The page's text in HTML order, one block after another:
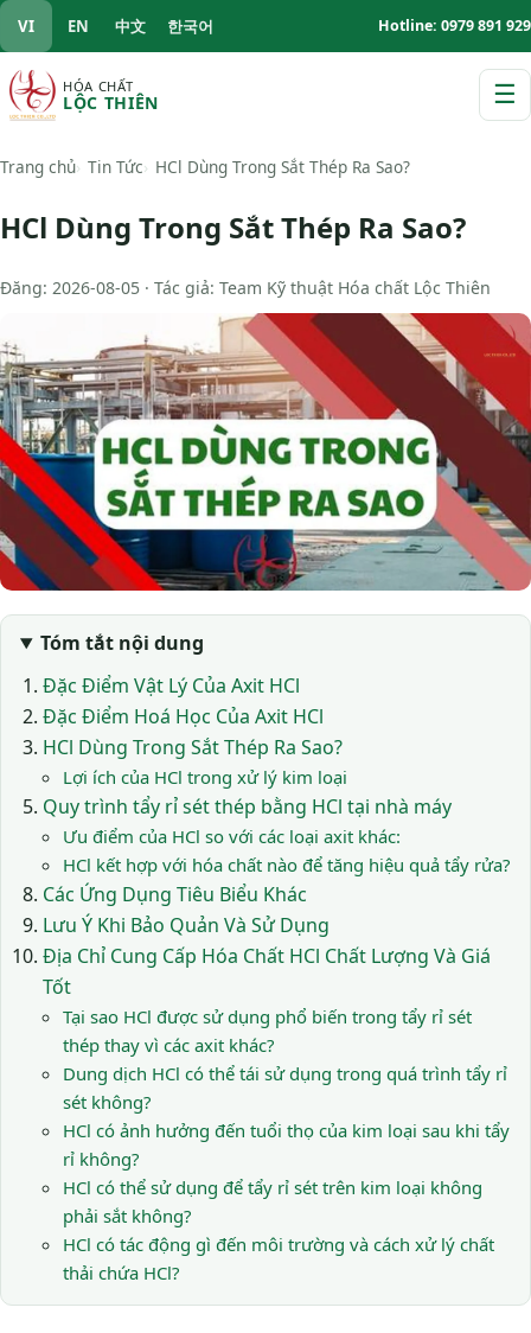
VI EN 中文 한국어 Hotline: 0979 891 929
HÓA CHẤT
LỘC THIÊN ☰
Trang chủ Tin Tức HCl Dùng Trong Sắt Thép Ra Sao?
HCl Dùng Trong Sắt Thép Ra Sao?
Đăng: 2026-08-05 · Tác giả: Team Kỹ thuật Hóa chất Lộc Thiên
Tóm tắt nội dung
Đặc Điểm Vật Lý Của Axit HCl
Đặc Điểm Hoá Học Của Axit HCl
HCl Dùng Trong Sắt Thép Ra Sao?
Lợi ích của HCl trong xử lý kim loại
Quy trình tẩy rỉ sét thép bằng HCl tại nhà máy
Ưu điểm của HCl so với các loại axit khác:
HCl kết hợp với hóa chất nào để tăng hiệu quả tẩy rửa?
Các Ứng Dụng Tiêu Biểu Khác
Lưu Ý Khi Bảo Quản Và Sử Dụng
Địa Chỉ Cung Cấp Hóa Chất HCl Chất Lượng Và Giá
Tốt
Tại sao HCl được sử dụng phổ biến trong tẩy rỉ sét
thép thay vì các axit khác?
Dung dịch HCl có thể tái sử dụng trong quá trình tẩy rỉ
sét không?
HCl có ảnh hưởng đến tuổi thọ của kim loại sau khi tẩy
rỉ không?
HCl có thể sử dụng để tẩy rỉ sét trên kim loại không
phải sắt không?
HCl có tác động gì đến môi trường và cách xử lý chất
thải chứa HCl?